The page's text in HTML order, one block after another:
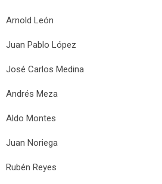
Arnold León
Juan Pablo López
José Carlos Medina
Andrés Meza
Aldo Montes
Juan Noriega
Rubén Reyes